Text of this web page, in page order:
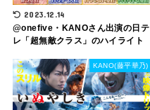
2023.12.14
@onefive・KANOさん出演の日テ
レ「超無敵クラス」のハイライト
KANO(藤平華乃)